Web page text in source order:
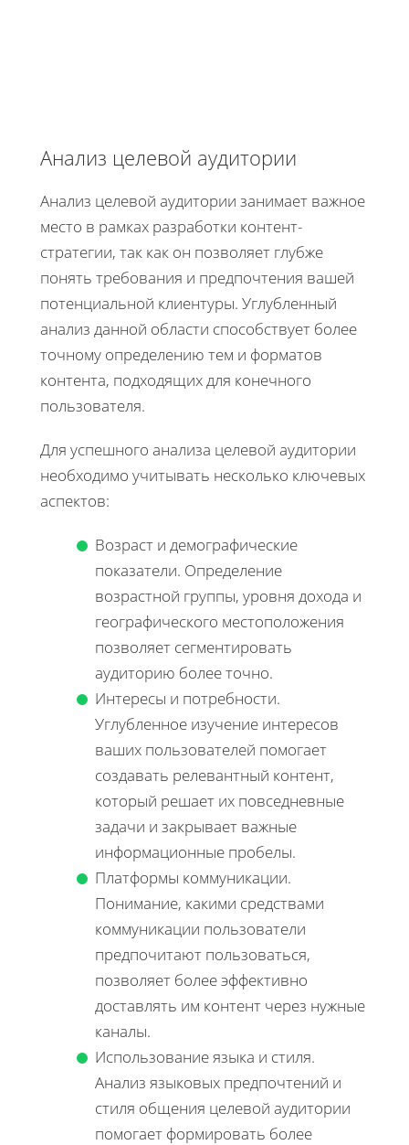
Анализ целевой аудитории
Анализ целевой аудитории занимает важное
место в рамках разработки контент-
стратегии, так как он позволяет глубже
понять требования и предпочтения вашей
потенциальной клиентуры. Углубленный
анализ данной области способствует более
точному определению тем и форматов
контента, подходящих для конечного
пользователя.
Для успешного анализа целевой аудитории
необходимо учитывать несколько ключевых
аспектов:
Возраст и демографические
показатели. Определение
возрастной группы, уровня дохода и
географического местоположения
позволяет сегментировать
аудиторию более точно.
Интересы и потребности.
Углубленное изучение интересов
ваших пользователей помогает
создавать релевантный контент,
который решает их повседневные
задачи и закрывает важные
информационные пробелы.
Платформы коммуникации.
Понимание, какими средствами
коммуникации пользователи
предпочитают пользоваться,
позволяет более эффективно
доставлять им контент через нужные
каналы.
Использование языка и стиля.
Анализ языковых предпочтений и
стиля общения целевой аудитории
помогает формировать более